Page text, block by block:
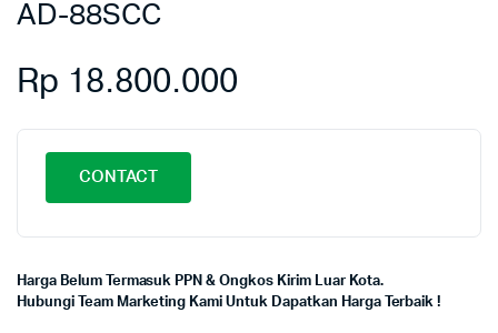
AD-88SCC
Rp 18.800.000
CONTACT
Harga Belum Termasuk PPN & Ongkos Kirim Luar Kota.
Hubungi Team Marketing Kami Untuk Dapatkan Harga Terbaik !